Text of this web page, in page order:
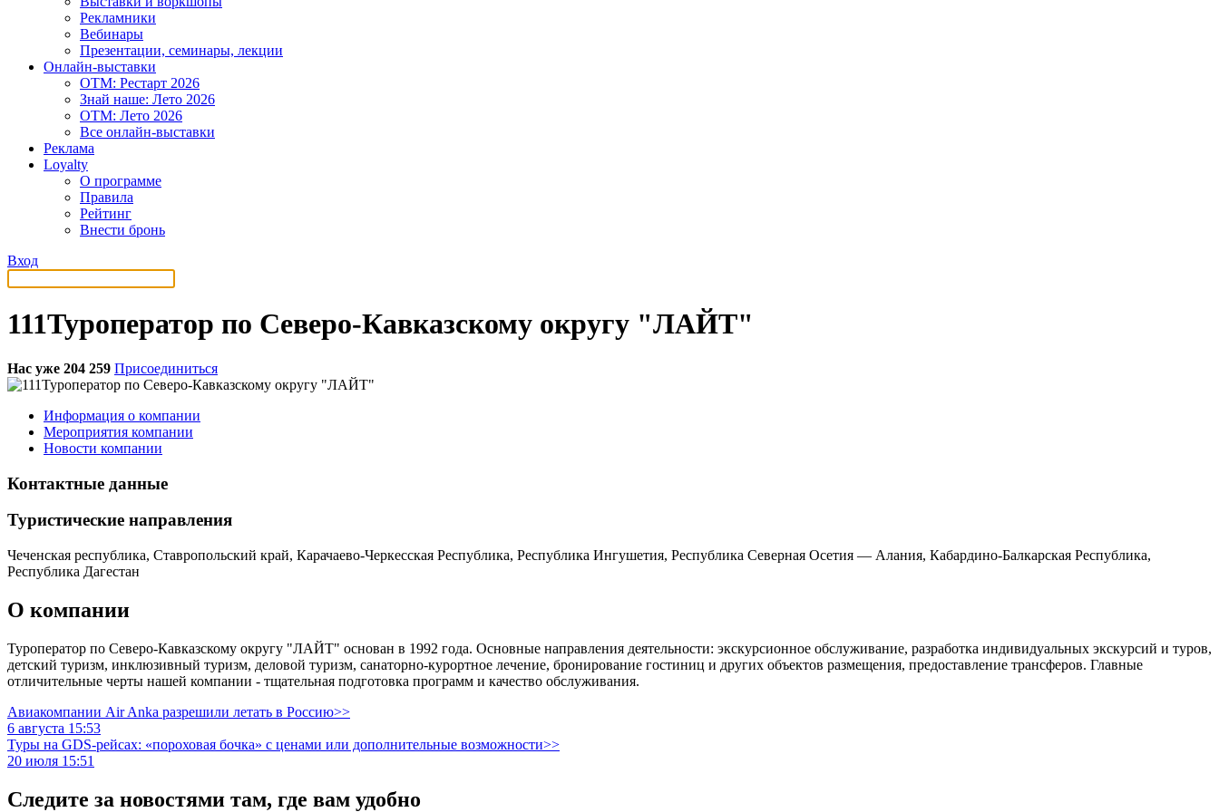
Рекламники
Вебинары
Презентации, семинары, лекции
Онлайн-выставки
OTM: Рестарт 2026
Знай наше: Лето 2026
OTM: Лето 2026
Все онлайн-выставки
Реклама
Loyalty
О программе
Правила
Рейтинг
Внести бронь
Вход
111Туроператор по Северо-Кавказскому округу "ЛАЙТ"
Нас уже 204 259 Присоединиться
Информация о компании
Мероприятия компании
Новости компании
Контактные данные
Туристическиe направления
Чеченская республика, Ставропольский край, Карачаево-Черкесская Республика, Республика Ингушетия, Республика Северная Осетия — Алания, Кабардино-Балкарская Республика,
Республика Дагестан
О компании
Туроператор по Северо-Кавказскому округу "ЛАЙТ" основан в 1992 года. Основные направления деятельности: экскурсионное обслуживание, разработка индивидуальных экскурсий и туров,
детский туризм, инклюзивный туризм, деловой туризм, санаторно-курортное лечение, бронирование гостиниц и других объектов размещения, предоставление трансферов. Главные
отличительные черты нашей компании - тщательная подготовка программ и качество обслуживания.
Авиакомпании Air Anka разрешили летать в Россию>>
6 августа 15:53
Туры на GDS-рейсах: «пороховая бочка» с ценами или дополнительные возможности>>
20 июля 15:51
Следите за новостями там, где вам удобно